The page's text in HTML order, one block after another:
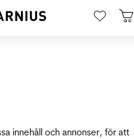
innehåll och annonser, för att